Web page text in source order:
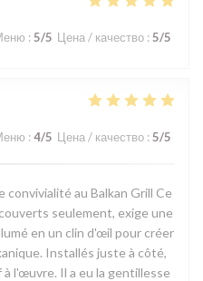
: 5/5 Цена / качество : 5/5
: 4/5 Цена / качество : 5/5
au Balkan Grill Ce
seulement, exige une
en un clin d'œil pour créer
Installés juste à côté,
l'œuvre. Il a eu la gentillesse